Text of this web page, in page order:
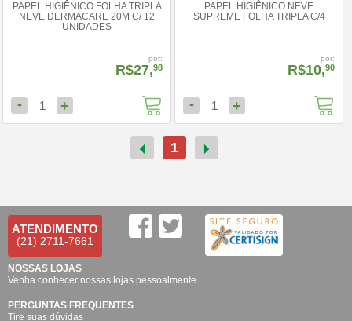
PAPEL HIGIÊNICO FOLHA TRIPLA
NEVE DERMACARE 20M C/ 12
UNIDADES
por:
R$27,98
- 1 +
PAPEL HIGIÊNICO NEVE
SUPREME FOLHA TRIPLA C/4
por:
R$10,90
- 1 +
1
ATENDIMENTO
(21) 2711-7661
NOSSAS LOJAS
Venha conhecer nossas lojas pessoalmente
PERGUNTAS FREQUENTES
Tire suas dúvidas